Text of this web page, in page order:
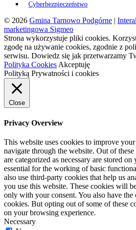
Cyberbezpieczeństwo
© 2026 Gmina Tarnowo Podgórne |
marketingowa Sigmeo
Strona wykorzystuje pliki cookies.
zgodę na używanie cookies, zgodnie z
serwisu. Dowiedz się jak przetwarzamy
Polityka Cookies Akceptuję
Polityką Prywatności i cookies
Close
Privacy Overview
This website uses cookies to improve
navigate through the website. Out of
are categorized as necessary are stored
essential for the working of basic
also use third-party cookies that help us
you use this website. These cookies will
only with your consent. You also have
cookies. But opting out of some of these
on your browsing experience.
Necessary